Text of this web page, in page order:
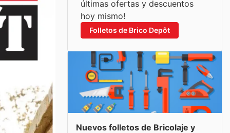
últimas ofertas y descuentos
hoy mismo!
Folletos de Brico Depôt
Nuevos folletos de Bricolaje y